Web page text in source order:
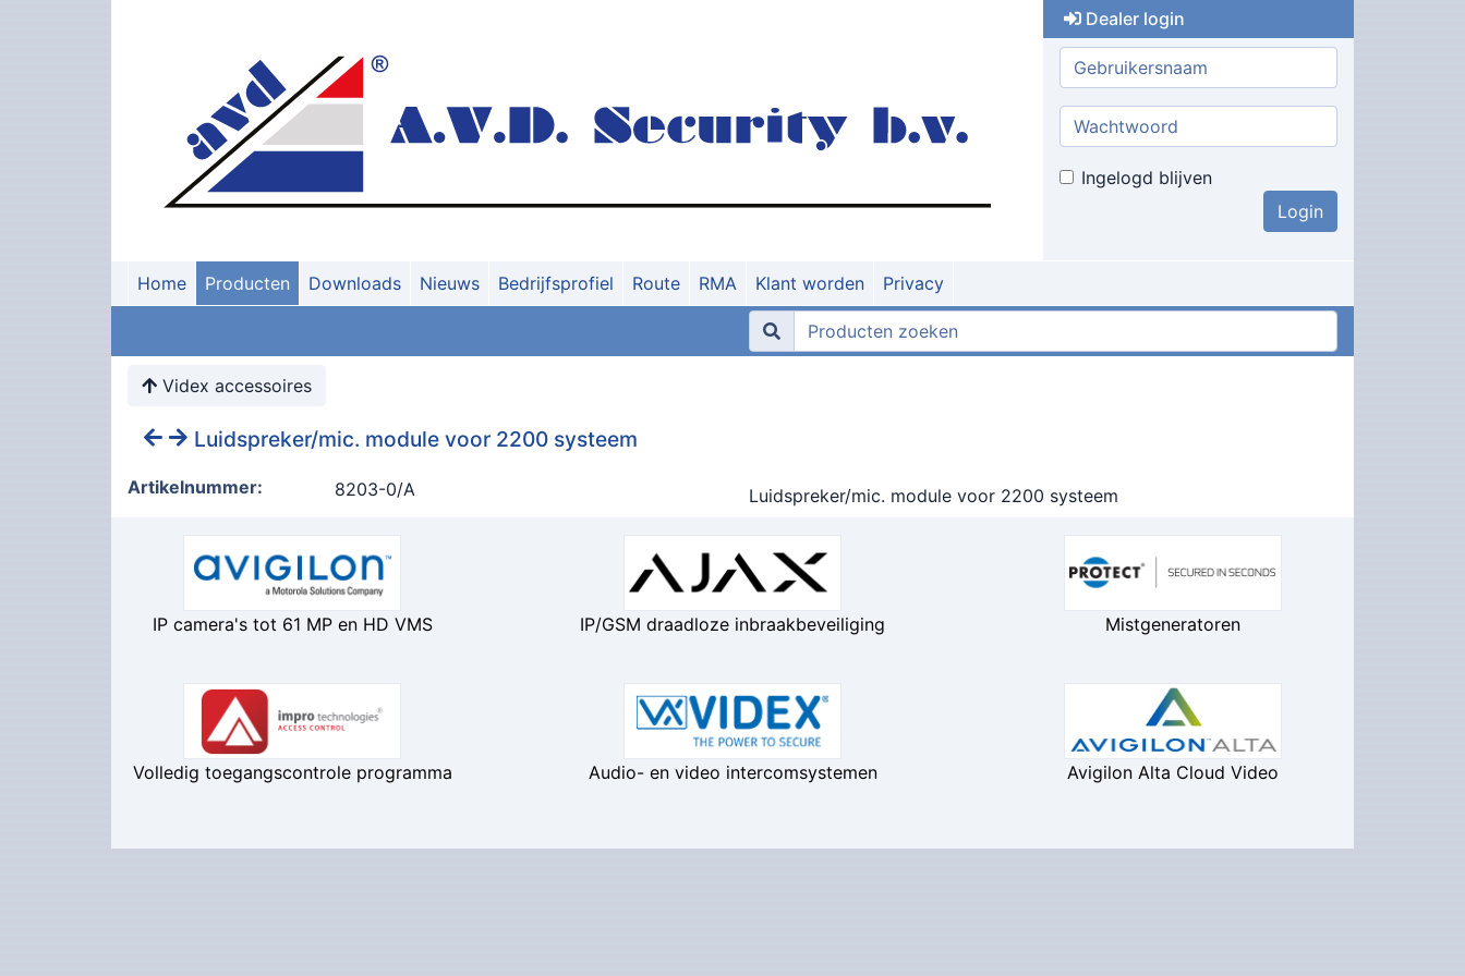
Dealer login
Gebruikersnaam:
Wachtwoord:
Ingelogd blijven
Home Producten Downloads Nieuws Bedrijfsprofiel Route RMA Klant worden Privacy
Videx accessoires
Luidspreker/mic. module voor 2200 systeem
Artikelnummer: 8203-0/A Luidspreker/mic. module voor 2200 systeem
IP camera's tot 61 MP en HD VMS IP/GSM draadloze inbraakbeveiliging Mistgeneratoren
Volledig toegangscontrole programma Audio- en video intercomsystemen Avigilon Alta Cloud Video